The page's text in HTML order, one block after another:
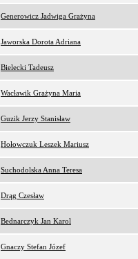
Generowicz Jadwiga Grażyna
Jaworska Dorota Adriana
Bielecki Tadeusz
Wacławik Grażyna Maria
Guzik Jerzy Stanisław
Hołowczuk Leszek Mariusz
Suchodolska Anna Teresa
Drąg Czesław
Bednarczyk Jan Karol
Gnaczy Stefan Józef